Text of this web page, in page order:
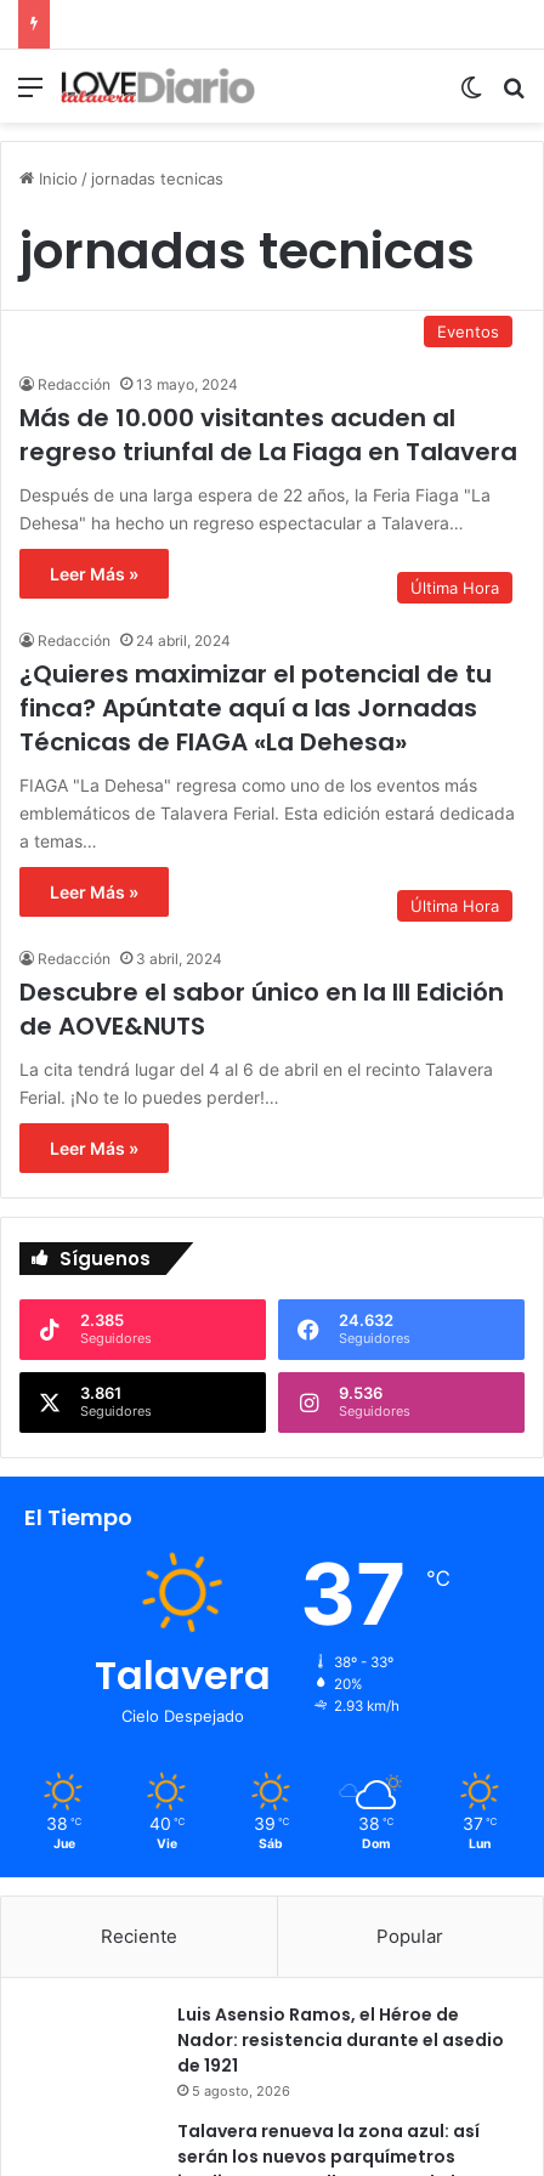
Menú
Inicio / jornadas tecnicas
jornadas tecnicas
Eventos
Redacción 13 mayo, 2024
Más de 10.000 visitantes acuden al
regreso triunfal de La Fiaga en Talavera
Después de una larga espera de 22 años, la Feria Fiaga "La
Dehesa" ha hecho un regreso espectacular a Talavera…
Leer Más »
Última Hora
Redacción 24 abril, 2024
¿Quieres maximizar el potencial de tu
finca? Apúntate aquí a las Jornadas
Técnicas de FIAGA «La Dehesa»
FIAGA "La Dehesa" regresa como uno de los eventos más
emblemáticos de Talavera Ferial. Esta edición estará dedicada
a temas…
Leer Más »
Última Hora
Redacción 3 abril, 2024
Descubre el sabor único en la III Edición
de AOVE&NUTS
La cita tendrá lugar del 4 al 6 de abril en el recinto Talavera
Ferial. ¡No te lo puedes perder!…
Leer Más »
Síguenos
2.385
Seguidores
24.632
Seguidores
3.861
Seguidores
9.536
Seguidores
El Tiempo
Talavera
Cielo Despejado
37 ℃
38º - 33º
20%
2.93 km/h
38 ℃
Jue
40 ℃
Vie
39 ℃
Sáb
38 ℃
Dom
37 ℃
Lun
Reciente Popular
Luis Asensio Ramos, el Héroe de
Nador: resistencia durante el asedio
de 1921
5 agosto, 2026
Talavera renueva la zona azul: así
serán los nuevos parquímetros